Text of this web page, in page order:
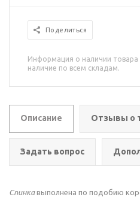
Поделиться
Информация о наличии
наличие по всем складам.
Описание Отзывы о
Задать вопрос
Спинкавыполнена по подобию